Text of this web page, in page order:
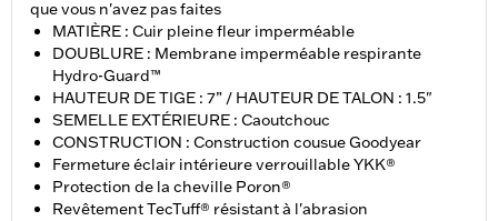
que vous n'avez pas faites
MATIÈRE : Cuir pleine fleur imperméable
DOUBLURE : Membrane imperméable respirante
Hydro-Guard™
HAUTEUR DE TIGE : 7” / HAUTEUR DE TALON : 1.5"
SEMELLE EXTÉRIEURE : Caoutchouc
CONSTRUCTION : Construction cousue Goodyear
Fermeture éclair intérieure verrouillable YKK®
Protection de la cheville Poron®
Revêtement TecTuff® résistant à l'abrasion